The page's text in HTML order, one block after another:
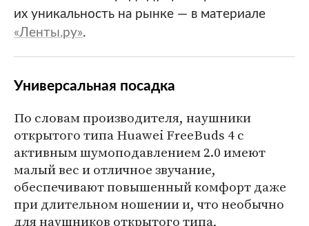
их уникальность на рынке — в материале
«Ленты.ру».
Универсальная посадка
По словам производителя, наушники
открытого типа Huawei FreeBuds 4 с
активным шумоподавлением 2.0 имеют
малый вес и отличное звучание,
обеспечивают повышенный комфорт даже
при длительном ношении и, что необычно
для наушников открытого типа,